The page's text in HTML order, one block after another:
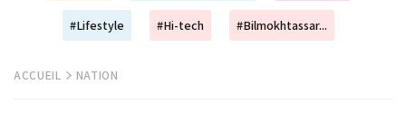
#Lifestyle #Hi-tech #Bilmokhtassar...
ACCUEIL NATION